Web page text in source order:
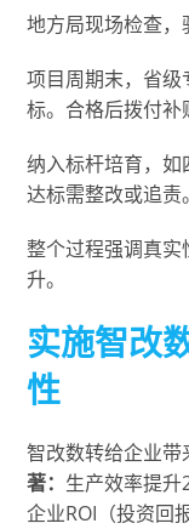
地方局现场检查，
项目周期末，省
标。合格后拨付补
纳入标杆培育，
达标需整改或追责。
整个过程强调真
升。
实施智改
性
智改数转给企业
著： 生产效率提升
企业ROI（投资回